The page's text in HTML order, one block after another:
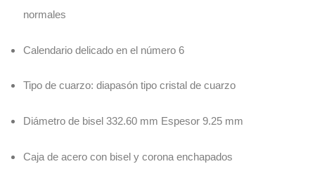
normales
Calendario delicado en el número 6
Tipo de cuarzo: diapasón tipo cristal de cuarzo
Diámetro de bisel 332.60 mm Espesor 9.25 mm
Caja de acero con bisel y corona enchapados